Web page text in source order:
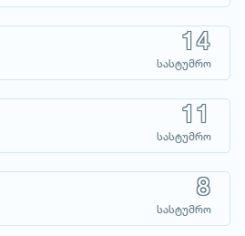
14
სასტუმრო
11
სასტუმრო
8
სასტუმრო